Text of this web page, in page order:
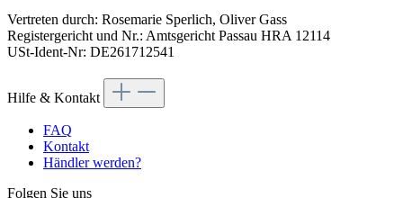
Vertreten durch: Rosemarie Sperlich, Oliver Gass
Registergericht und Nr.: Amtsgericht Passau HRA 12114
USt-Ident-Nr: DE261712541
Hilfe & Kontakt
FAQ
Kontakt
Händler werden?
Folgen Sie uns